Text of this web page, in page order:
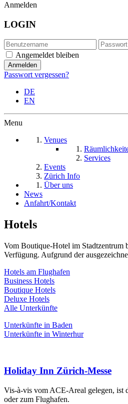
Anmelden
LOGIN
Angemeldet bleiben
Passwort vergessen?
DE
EN
Menu
Venues
Services
Events
Zürich Info
Über uns
News
Anfahrt/Kontakt
Hotels
Vom Boutique-Hotel im Stadtzentrum
Verfügung. Aufgrund der
Hotels am Flughafen
Business Hotels
Boutique Hotels
Deluxe Hotels
Alle Unterkünfte
Unterkünfte in Baden
Unterkünfte in Winterhur
Holiday Inn Zürich-Messe
Vis-à-vis vom ACE-Areal gelegen, ist
oder zum Flughafen.